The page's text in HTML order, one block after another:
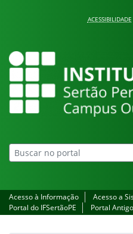
ACESSIBILIDADE
Campus
Acesso à Informação Acesso a
Portal do IFSertãoPE
Portal Antigo